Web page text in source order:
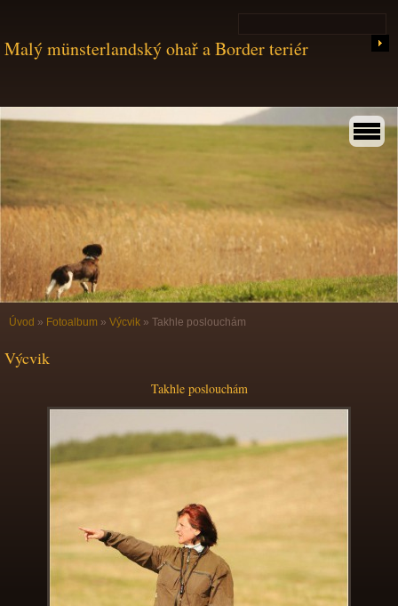
Malý münsterlandský ohař a Border teriér
Úvod » Fotoalbum » Výcvik » Takhle poslouchám
Výcvik
Takhle poslouchám